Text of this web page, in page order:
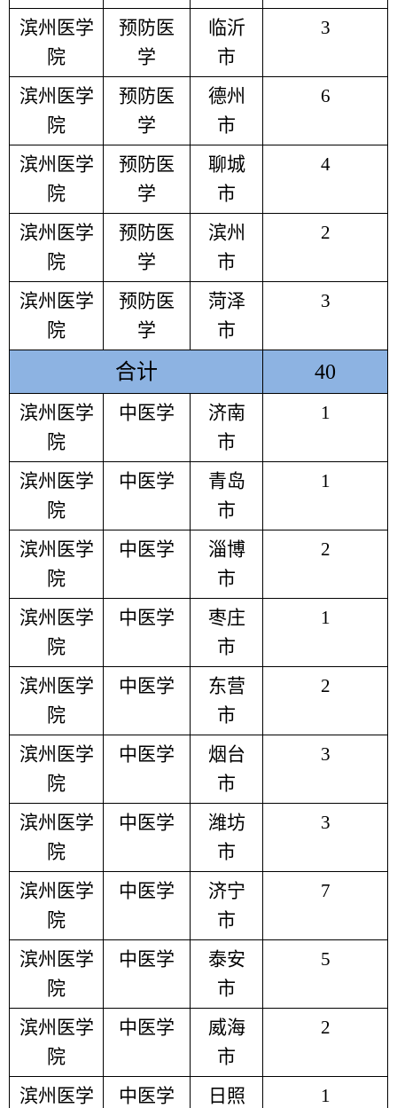
滨州医学
院
预防医
学
临沂
市
3
滨州医学
院
预防医
学
德州
市
6
滨州医学
院
预防医
学
聊城
市
4
滨州医学
院
预防医
学
滨州
市
2
滨州医学
院
预防医
学
菏泽
市
3
合计 40
滨州医学
院
中医学
济南
市
1
滨州医学
院
中医学
青岛
市
1
滨州医学
院
中医学
淄博
市
2
滨州医学
院
中医学
枣庄
市
1
滨州医学
院
中医学
东营
市
2
滨州医学
院
中医学
烟台
市
3
滨州医学
院
中医学
潍坊
市
3
滨州医学
院
中医学
济宁
市
7
滨州医学
院
中医学
泰安
市
5
滨州医学
院
中医学
威海
市
2
滨州医学
中医学
日照
1